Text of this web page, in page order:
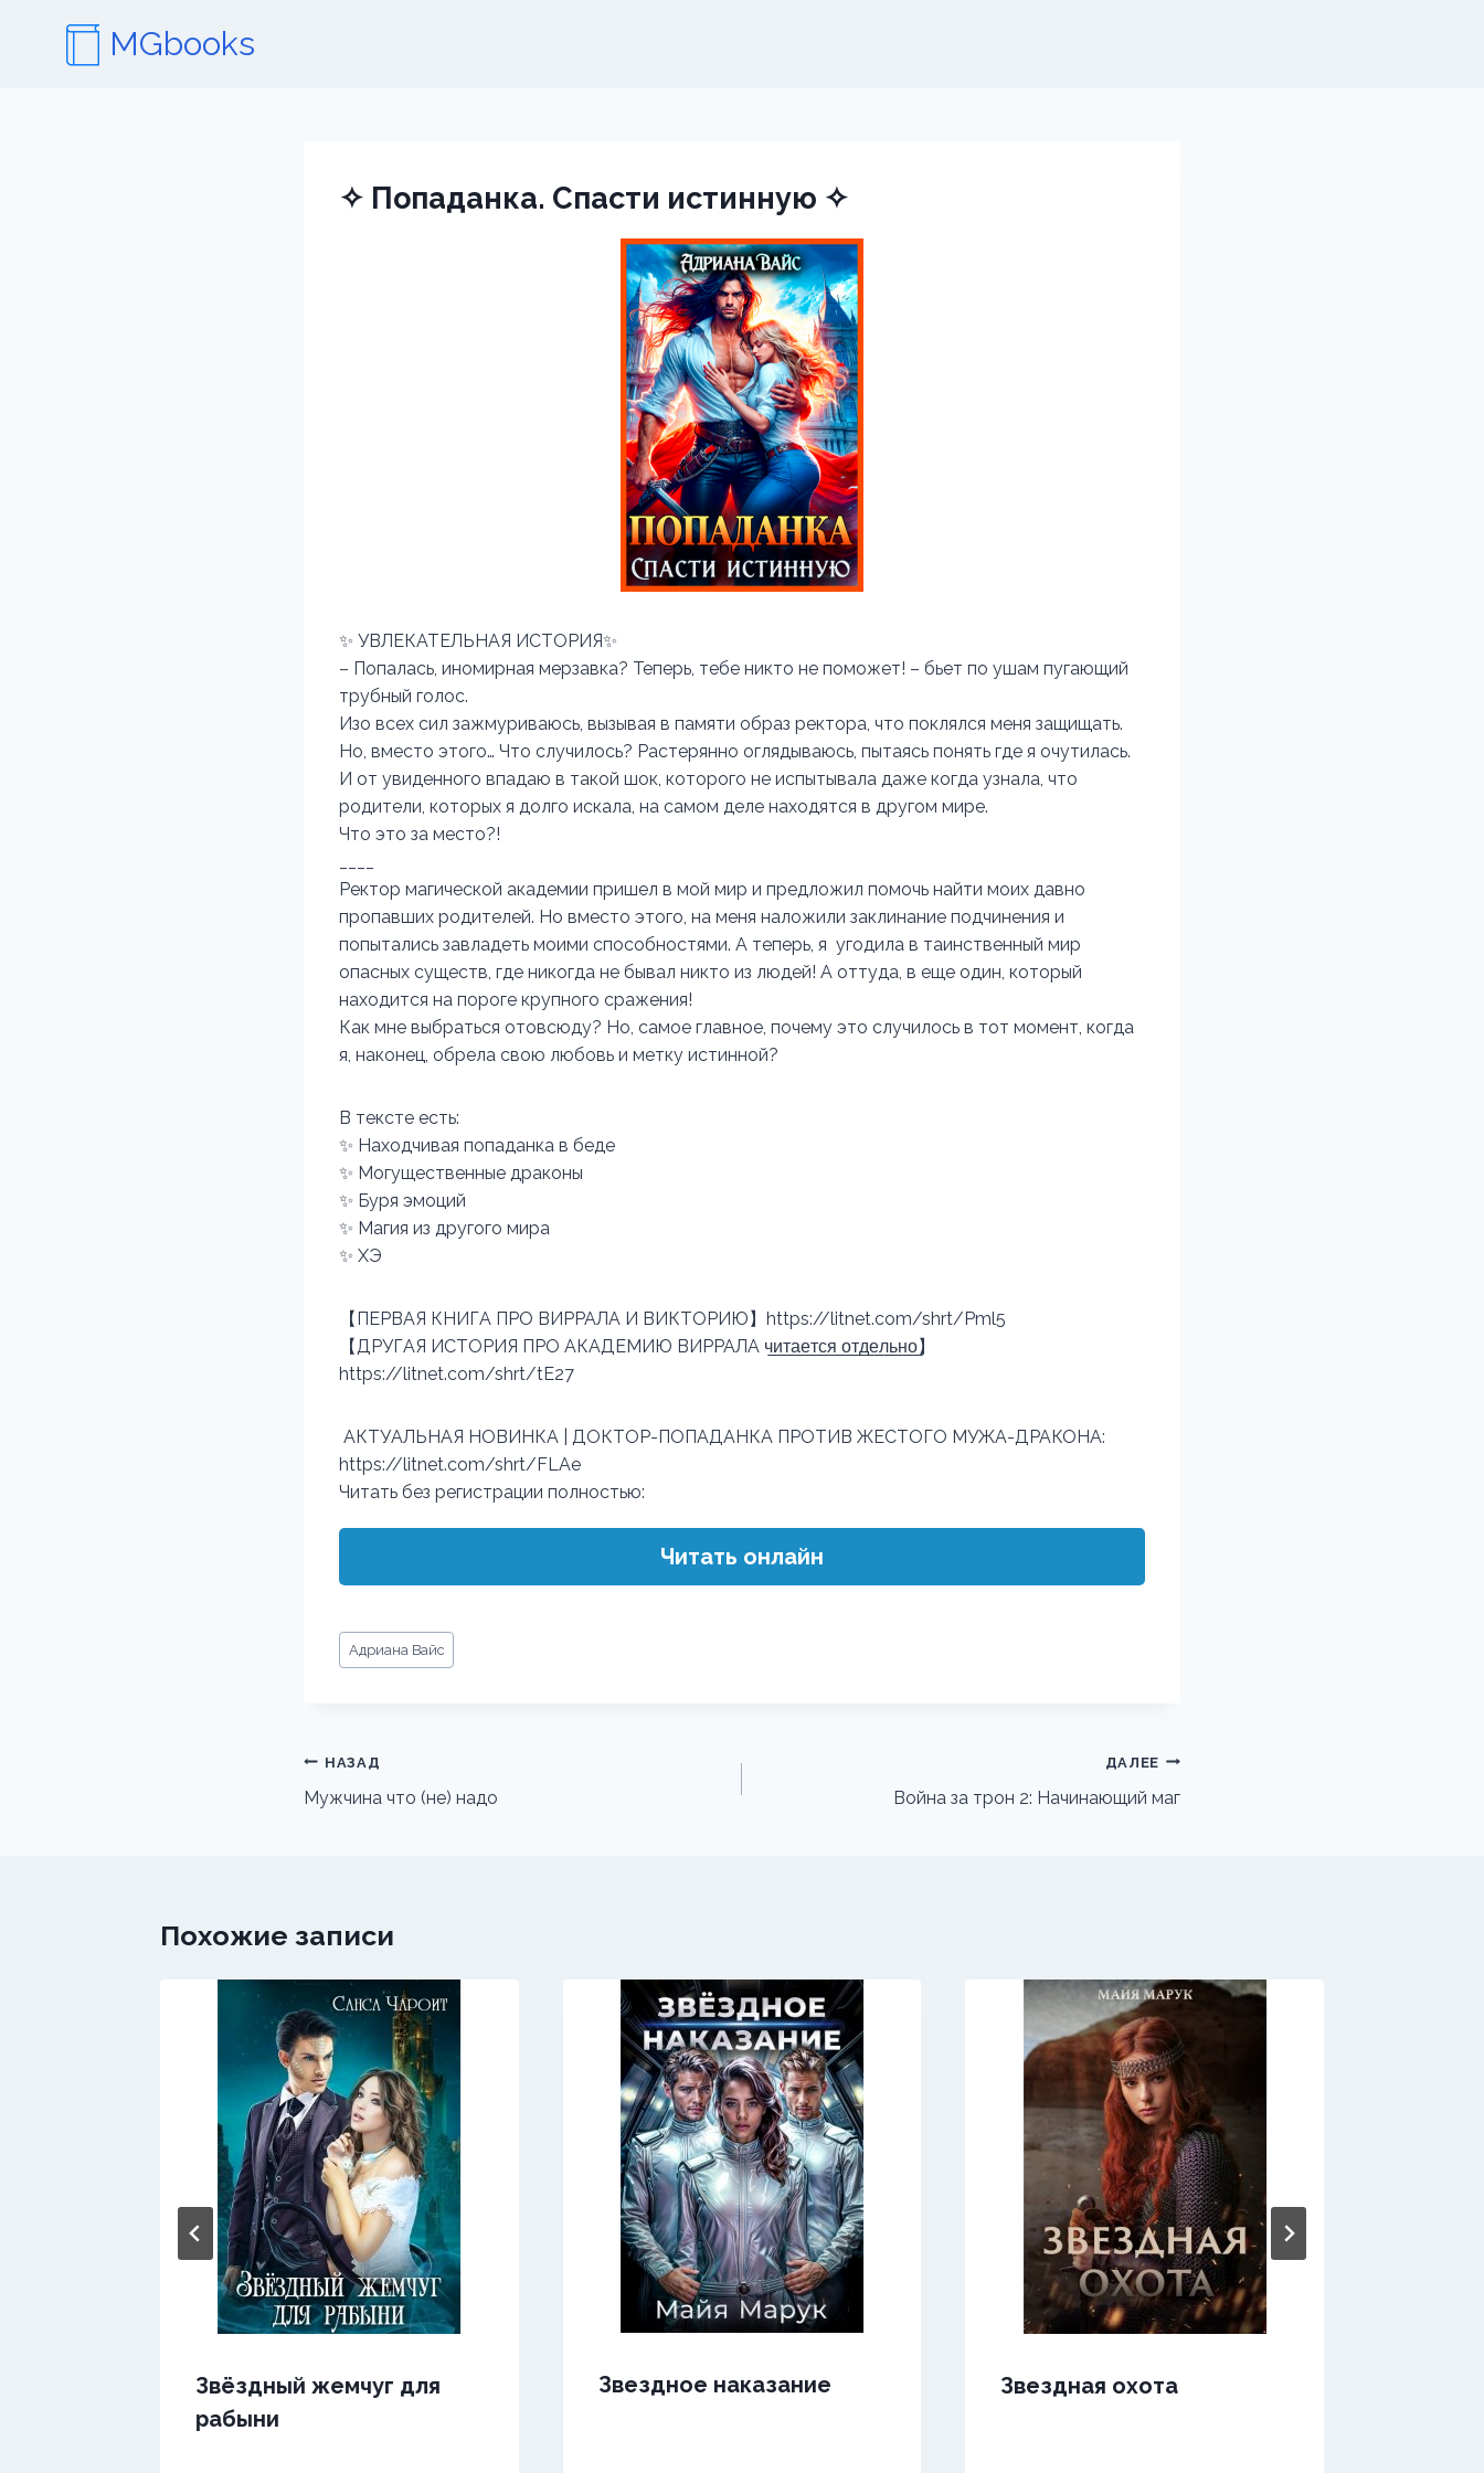
содержимому
MGbooks
✧ Попаданка. Спасти истинную ✧
✨ УВЛЕКАТЕЛЬНАЯ ИСТОРИЯ✨
– Попалась, иномирная мерзавка? Теперь, тебе никто не поможет! – бьет по ушам пугающий
трубный голос.
Изо всех сил зажмуриваюсь, вызывая в памяти образ ректора, что поклялся меня защищать.
Но, вместо этого… Что случилось? Растерянно оглядываюсь, пытаясь понять где я очутилась.
И от увиденного впадаю в такой шок, которого не испытывала даже когда узнала, что
родители, которых я долго искала, на самом деле находятся в другом мире.
Что это за место?!
Ректор магической академии пришел в мой мир и предложил помочь найти моих давно
пропавших родителей. Но вместо этого, на меня наложили заклинание подчинения и
попытались завладеть моими способностями. А теперь, я угодила в таинственный мир
опасных существ, где никогда не бывал никто из людей! А оттуда, в еще один, который
находится на пороге крупного сражения!
Как мне выбраться отовсюду? Но, самое главное, почему это случилось в тот момент, когда
я, наконец, обрела свою любовь и метку истинной?
В тексте есть:
✨ Находчивая попаданка в беде
✨ Могущественные драконы
✨ Буря эмоций
✨ Магия из другого мира
✨ ХЭ
【ПЕРВАЯ КНИГА ПРО ВИРРАЛА И ВИКТОРИЮ】https://litnet.com/shrt/Pml5
【ДРУГАЯ ИСТОРИЯ ПРО АКАДЕМИЮ ВИРРАЛА ч̲и̲т̲а̲е̲т̲с̲я̲ ̲о̲т̲д̲е̲л̲ь̲н̲о̲】
https://litnet.com/shrt/tE27
АКТУАЛЬНАЯ НОВИНКА | ДОКТОР-ПОПАДАНКА ПРОТИВ ЖЕСТОГО МУЖА-ДРАКОНА:
https://litnet.com/shrt/FLAe
Читать без регистрации полностью:
Читать онлайн
Метки
записи:
Адриана Вайс
Навигация
по
НАЗАД
Мужчина что (не) надо
ДАЛЕЕ
Война за трон 2: Начинающий маг
Похожие записи
Звёздный жемчуг для
рабыни
Звездное наказание Звездная охота